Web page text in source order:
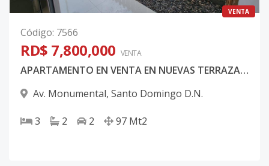
VENTA
Código: 7566
RD$ 7,800,000 VENTA
APARTAMENTO EN VENTA EN NUEVAS TERRAZAS -Av. Monumental, Distrito Nacional.
Av. Monumental, Santo Domingo D.N.
3 2 2 97 Mt2